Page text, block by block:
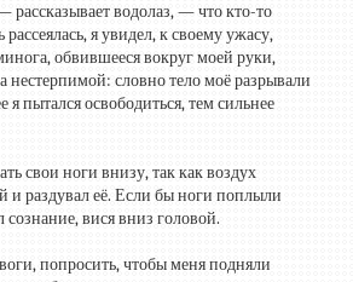
рассказывает водолаз, — что кто-то
я увидел, к своему ужасу,
обвившееся вокруг моей руки,
нестерпимой: словно тело моё разрывали
я пытался освободиться, тем сильнее
свои ноги внизу, так как воздух
и раздувал её. Если бы ноги поплыли
сознание, вися вниз головой.
попросить, чтобы меня подняли